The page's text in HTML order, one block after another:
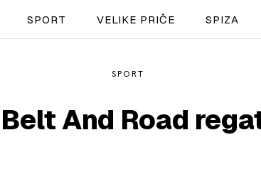
SPORT
SPORT VELIKE PRIČE SPIZA
SPORT
And Road